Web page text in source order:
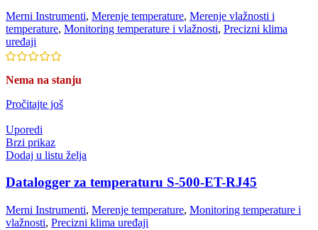
Merni Instrumenti, Merenje temperature, Merenje vlažnosti i
temperature, Monitoring temperature i vlažnosti, Precizni klima
uređaji
Nema na stanju
Pročitajte još
Uporedi
Brzi prikaz
Dodaj u listu želja
Datalogger za temperaturu S-500-ET-RJ45
Merni Instrumenti, Merenje temperature, Monitoring temperature i
vlažnosti, Precizni klima uređaji